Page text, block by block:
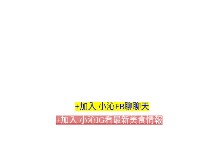
+加入 小沁FB聊聊天
+加入 小沁IG看最新美食情報